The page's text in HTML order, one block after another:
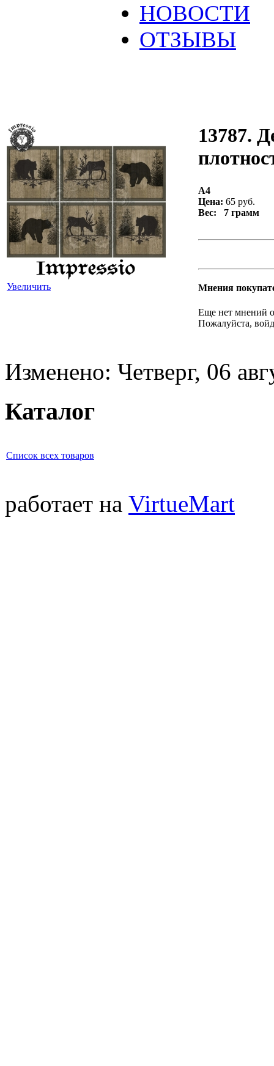
НОВОСТИ
ОТЗЫВЫ
Увеличить
13787.
А4
Цена: 65 руб.
Вес: 7 грамм
Мнения
Еще нет мнений
Пожалуйста,
Изменено: Четверг, 06
Каталог
Список всех товаров
работает на VirtueMart